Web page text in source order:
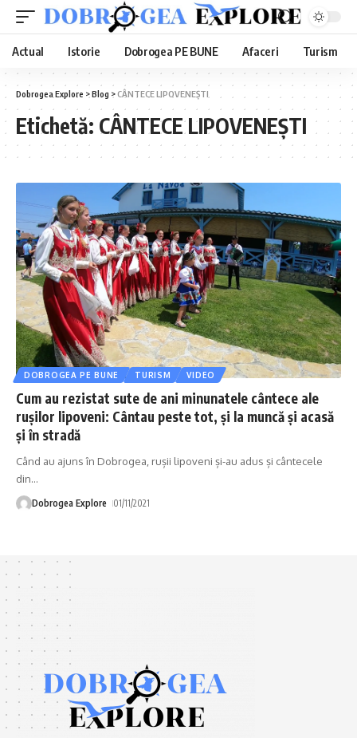
Actual Istorie Dobrogea PE BUNE Afaceri Turism
Dobrogea Explore >Blog >CÂNTECE LIPOVENEȘTI
Etichetă: CÂNTECE LIPOVENEȘTI
DOBROGEA PE BUNE TURISM VIDEO
Cum au rezistat sute de ani minunatele cântece ale
rușilor lipoveni: Cântau peste tot, și la muncă și acasă
și în stradă
Când au ajuns în Dobrogea, rușii lipoveni și-au adus și cântecele
din…
Dobrogea Explore 01/11/2021